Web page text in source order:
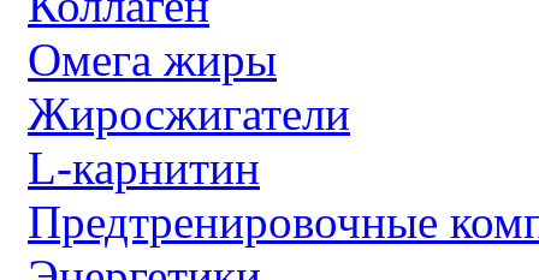
Омега жиры
Жиросжигатели
L-карнитин
Предтренировочные